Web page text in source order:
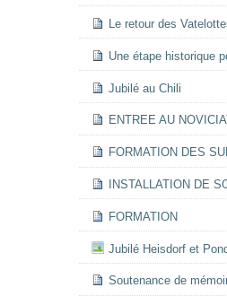
Le retour des
Une étape historique
Jubilé au Chili
ENTREE AU
FORMATION DES
INSTALLATION DE
FORMATION
Jubilé Heisdorf et
Soutenance de